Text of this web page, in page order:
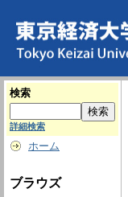
検索
詳細検索
ホーム
ブラウズ